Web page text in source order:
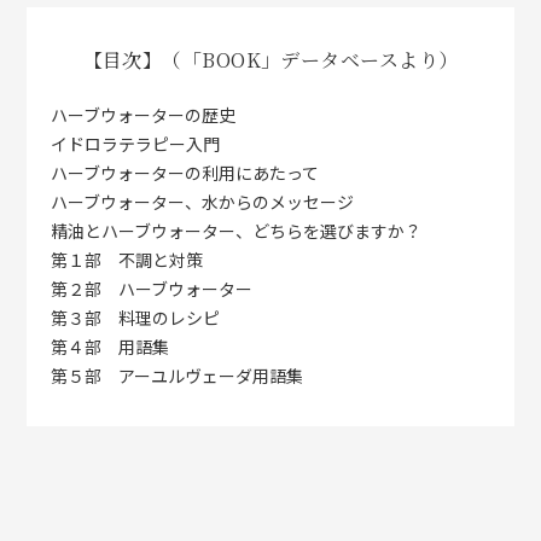
【目次】（「BOOK」データベースより）
ハーブウォーターの歴史
イドロラテラピー入門
ハーブウォーターの利用にあたって
ハーブウォーター、水からのメッセージ
精油とハーブウォーター、どちらを選びますか？
第１部 不調と対策
第２部 ハーブウォーター
第３部 料理のレシピ
第４部 用語集
第５部 アーユルヴェーダ用語集